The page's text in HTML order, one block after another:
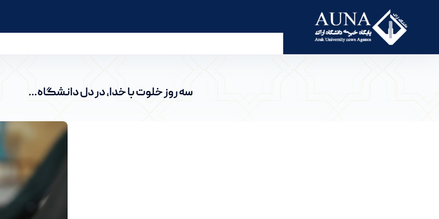
سه روز خلوت با خدا، در دل دانشگاه… - پرتال خبری دانشگاه اراک
سه روز خلوت با خدا، در دل دانشگاه…